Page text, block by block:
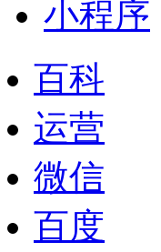
百科
运营
微信
百度